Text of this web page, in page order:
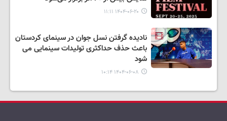
۱۴۰۴-۰۶-۲۰ ۱۱:۱۱
نادیده گرفتن نسل جوان در سینمای کردستان
باعث حذف حداکثری تولیدات سینمایی می
شود
۱۴۰۴-۰۶-۰۸ ۱۰:۱۴